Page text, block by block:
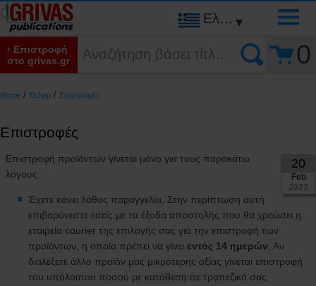
Ελληνικά ▾
‹ Επιστροφή
στο grivas.gr
0
Home / Eshop / Επιστροφές
Επιστροφές
20
Feb
2023
Επιστροφή προϊόντων γίνεται μόνο για τους παρακάτω
λόγους:
Έχετε κάνει λάθος παραγγελία. Στην περίπτωση αυτή
επιβαρύνεστε εσείς με τα έξοδα αποστολής που θα χρεώσει η
εταιρεία courier της επιλογής σας για την επιστροφή των
προϊόντων, η οποία πρέπει να γίνει εντός 14 ημερών . Αν
διαλέξετε άλλο προϊόν μας μικρότερης αξίας γίνεται επιστροφή
του υπόλοιπου ποσού με κατάθεση σε τραπεζικό σας